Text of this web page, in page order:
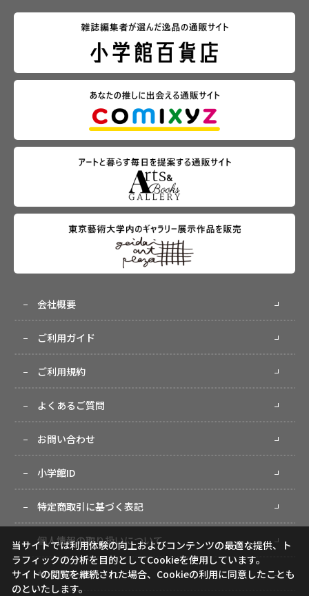
会社概要
ご利用ガイド
ご利用規約
よくあるご質問
お問い合わせ
小学館ID
特定商取引に基づく表記
個人情報の取り扱いについて
サイトマップ
当サイトでは利用体験の向上およびコンテンツの最適な提供、ト
ラフィックの分析を目的としてCookieを使用しています。
サイトの閲覧を継続された場合、Cookieの利用に同意したことも
のといたします。